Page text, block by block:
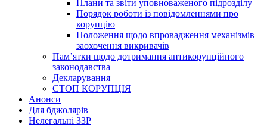
Плани та звіти уповноваженого підрозділу
Порядок роботи із повідомленнями про
корупцію
Положення щодо впровадження механізмів
заохочення викривачів
Пам’ятки щодо дотримання антикорупційного
законодавства
Декларування
СТОП КОРУПЦІЯ
Анонси
Для бджолярів
Нелегальні ЗЗР